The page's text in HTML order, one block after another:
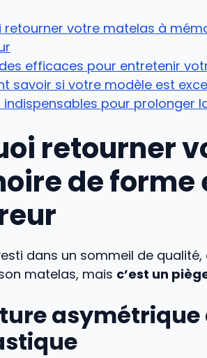
retourner votre matelas à
efficaces pour entretenir
savoir si votre modèle est
indispensables pour prolonger
retourner
de forme
dans un sommeil de
matelas, mais c’est un
asymétrique